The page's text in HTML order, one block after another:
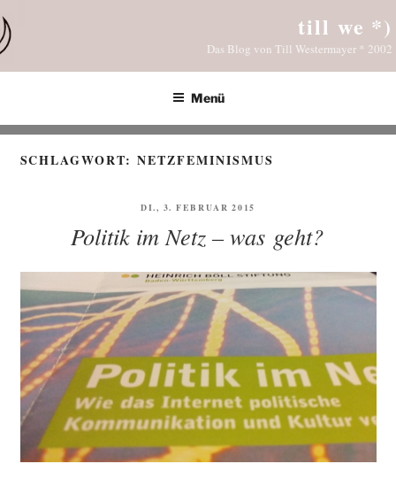
Inhalt
springen
till we *)
Das Blog von Till Westermayer * 2002
Menü
SCHLAGWORT:NETZFEMINISMUS
VERÖFFENTLICHT
DI., 3. FEBRUAR 2015
Politik im Netz – was geht?